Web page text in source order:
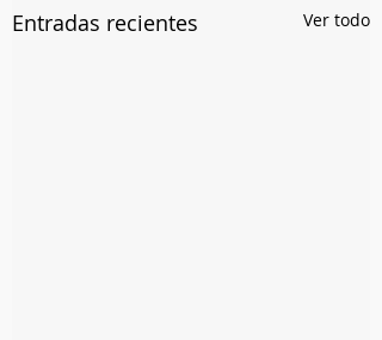
Entradas recientes Ver todo